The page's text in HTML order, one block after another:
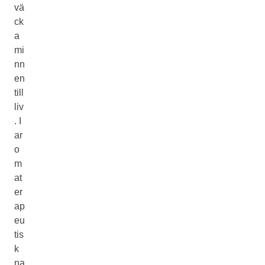
vä
ck
a
mi
nn
en
till
liv
. I
ar
o
m
at
er
ap
eu
tis
k
na